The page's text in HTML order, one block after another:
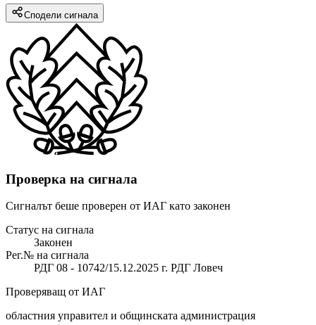
Сподели сигнала
Проверка на сигнала
Сигналът беше проверен от ИАГ като законен
Статус на сигнала
Законен
Рег.№ на сигнала
РДГ 08 - 10742/15.12.2025 г. РДГ Ловеч
Проверяващ от ИАГ
областния управител и общинската администрация